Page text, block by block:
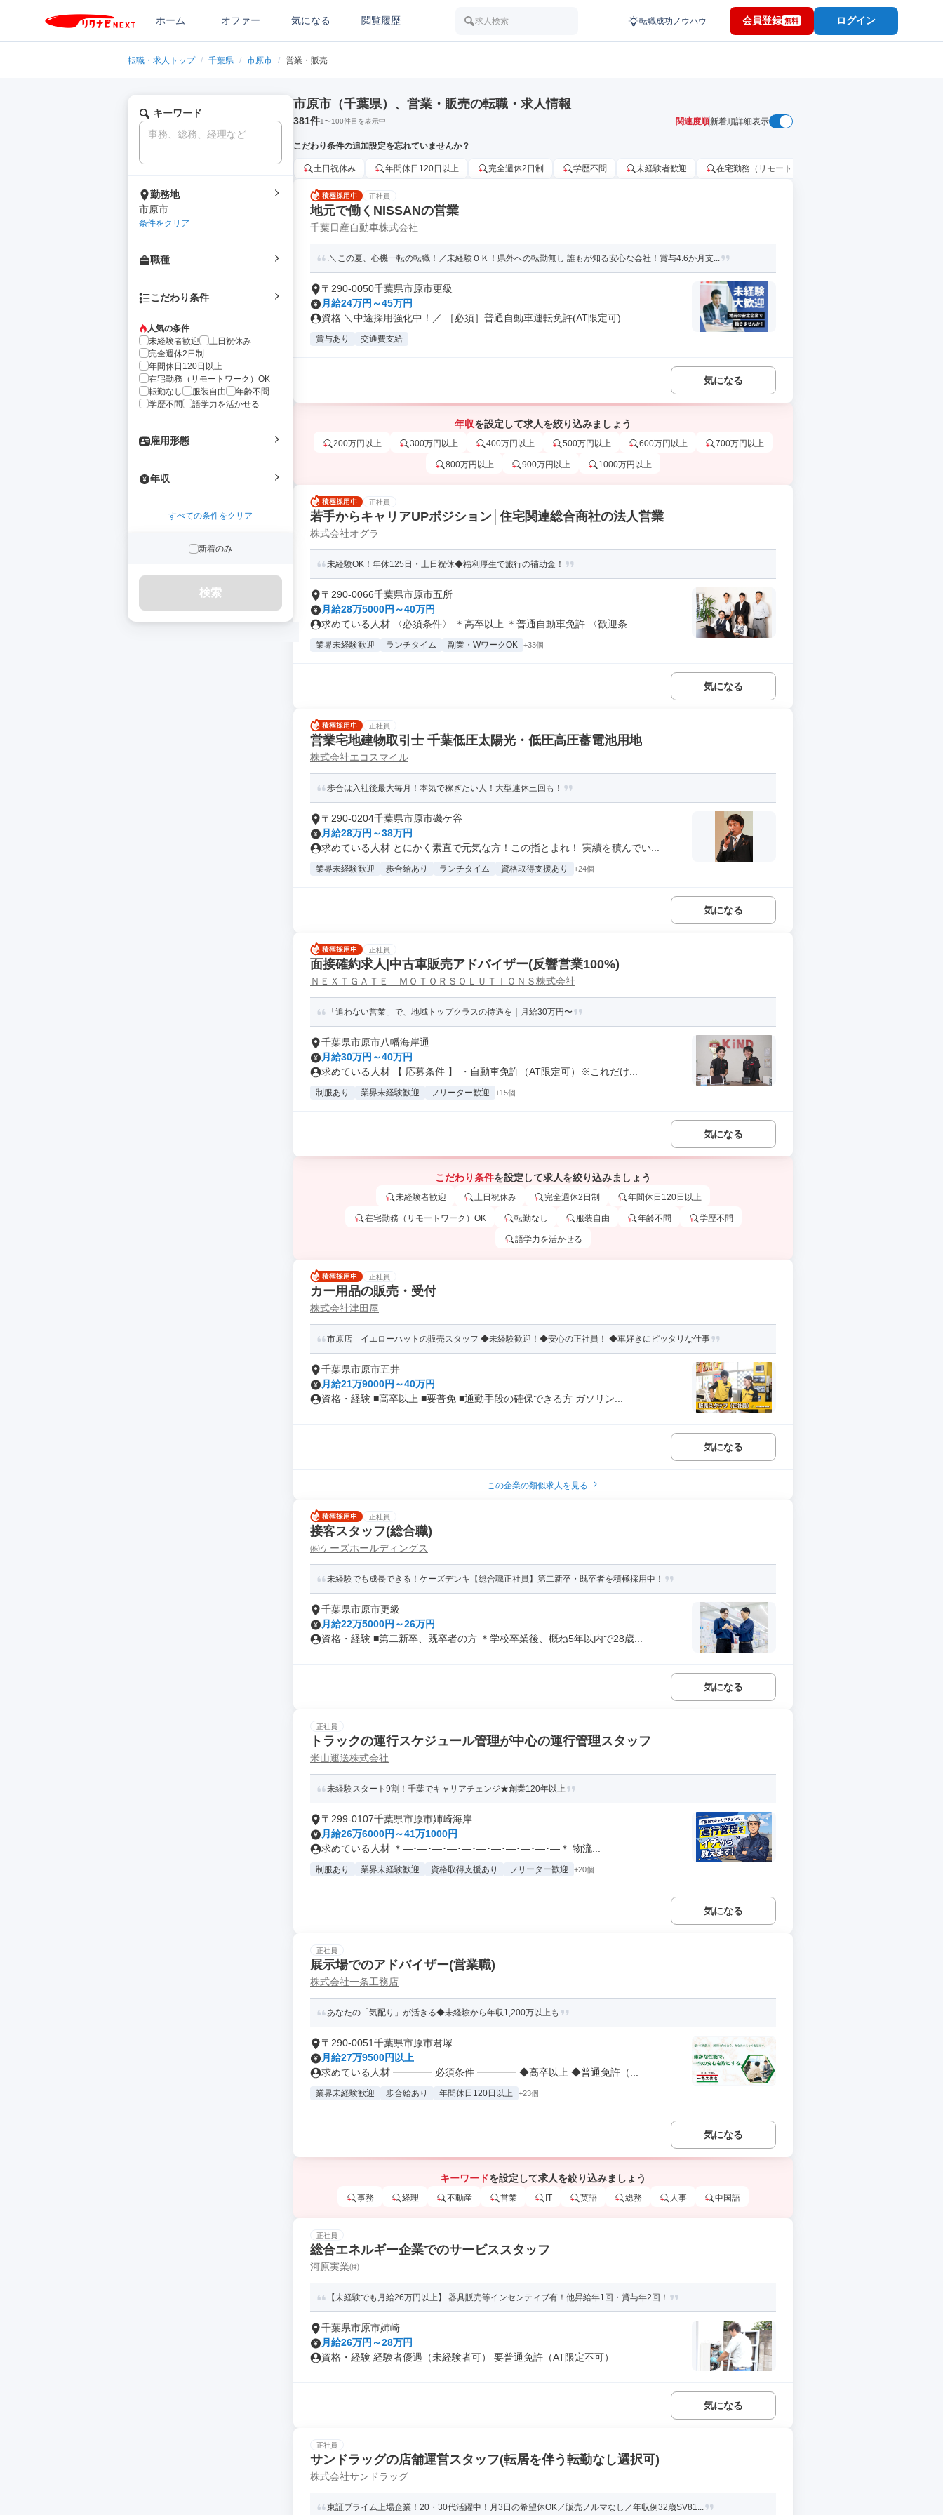
ホーム オファー 気になる 閲覧履歴 求人検索 転職成功ノウハウ 会員登録 無料 ログイン
転職・求人トップ / 千葉県 / 市原市 / 営業・販売
キーワード
勤務地
市原市
条件をクリア
職種
こだわり条件
人気の条件
未経験者歓迎
土日祝休み
完全週休2日制
年間休日120日以上
在宅勤務（リモートワーク）OK
転勤なし
服装自由
年齢不問
学歴不問
語学力を活かせる
雇用形態
年収
すべての条件をクリア
新着のみ
検索
市原市（千葉県）、営業・販売の転職・求人情報
381件1〜100件目を表示中 関連度順新着順詳細表示
こだわり条件の追加設定を忘れていませんか？
土日祝休み 年間休日120日以上 完全週休2日制 学歴不問 未経験者歓迎 在宅勤務（リモートワーク）OK
正社員
地元で働くNISSANの営業
千葉日産自動車株式会社
.＼この夏、心機一転の転職！／未経験ＯＫ！県外への転勤無し 誰もが知る安心な会社！賞与4.6か月支...
〒290-0050千葉県市原市更級
月給24万円～45万円
資格 ＼中途採用強化中！／ ［必須］普通自動車運転免許(AT限定可) ...
賞与あり 交通費支給
気になる
年収を設定して求人を絞り込みましょう
200万円以上 300万円以上 400万円以上 500万円以上 600万円以上 700万円以上
800万円以上 900万円以上 1000万円以上
正社員
若手からキャリアUPポジション│住宅関連総合商社の法人営業
株式会社オグラ
未経験OK！年休125日・土日祝休◆福利厚生で旅行の補助金！
〒290-0066千葉県市原市五所
月給28万5000円～40万円
求めている人材 〈必須条件〉 ＊高卒以上 ＊普通自動車免許 〈歓迎条...
業界未経験歓迎 ランチタイム 副業・WワークOK +33個
気になる
正社員
営業宅地建物取引士 千葉低圧太陽光・低圧高圧蓄電池用地
株式会社エコスマイル
歩合は入社後最大毎月！本気で稼ぎたい人！大型連休三回も！
〒290-0204千葉県市原市磯ケ谷
月給28万円～38万円
求めている人材 とにかく素直で元気な方！この指とまれ！ 実績を積んでい...
業界未経験歓迎 歩合給あり ランチタイム 資格取得支援あり +24個
気になる
正社員
面接確約求人|中古車販売アドバイザー(反響営業100%)
ＮＥＸＴＧＡＴＥ ＭＯＴＯＲＳＯＬＵＴＩＯＮＳ株式会社
「追わない営業」で、地域トップクラスの待遇を｜月給30万円〜
千葉県市原市八幡海岸通
月給30万円～40万円
求めている人材 【 応募条件 】 ・自動車免許（AT限定可）※これだけ...
制服あり 業界未経験歓迎 フリーター歓迎 +15個
気になる
こだわり条件を設定して求人を絞り込みましょう
未経験者歓迎 土日祝休み 完全週休2日制 年間休日120日以上
在宅勤務（リモートワーク）OK 転勤なし 服装自由 年齢不問 学歴不問
語学力を活かせる
正社員
カー用品の販売・受付
株式会社津田屋
市原店 イエローハットの販売スタッフ ◆未経験歓迎！◆安心の正社員！ ◆車好きにピッタリな仕事
千葉県市原市五井
月給21万9000円～40万円
資格・経験 ■高卒以上 ■要普免 ■通勤手段の確保できる方 ガソリン...
気になる
この企業の類似求人を見る
正社員
接客スタッフ(総合職)
㈱ケーズホールディングス
未経験でも成長できる！ケーズデンキ【総合職正社員】第二新卒・既卒者を積極採用中！
千葉県市原市更級
月給22万5000円～26万円
資格・経験 ■第二新卒、既卒者の方 ＊学校卒業後、概ね5年以内で28歳...
気になる
正社員
トラックの運行スケジュール管理が中心の運行管理スタッフ
米山運送株式会社
未経験スタート9割！千葉でキャリアチェンジ★創業120年以上
〒299-0107千葉県市原市姉崎海岸
月給26万6000円～41万1000円
求めている人材 ＊―･―･―･―･―･―･―･―･―･―･―＊ 物流...
制服あり 業界未経験歓迎 資格取得支援あり フリーター歓迎 +20個
気になる
正社員
展示場でのアドバイザー(営業職)
株式会社一条工務店
あなたの「気配り」が活きる◆未経験から年収1,200万以上も
〒290-0051千葉県市原市君塚
月給27万9500円以上
求めている人材 ━━━━ 必須条件 ━━━━ ◆高卒以上 ◆普通免許（...
業界未経験歓迎 歩合給あり 年間休日120日以上 +23個
気になる
キーワードを設定して求人を絞り込みましょう
事務 経理 不動産 営業 IT 英語 総務 人事 中国語
正社員
総合エネルギー企業でのサービススタッフ
河原実業㈱
【未経験でも月給26万円以上】 器具販売等インセンティブ有！他昇給年1回・賞与年2回！
千葉県市原市姉崎
月給26万円～28万円
資格・経験 経験者優遇（未経験者可） 要普通免許（AT限定不可）
気になる
正社員
サンドラッグの店舗運営スタッフ(転居を伴う転勤なし選択可)
株式会社サンドラッグ
東証プライム上場企業！20・30代活躍中！月3日の希望休OK／販売ノルマなし／年収例32歳SV81...